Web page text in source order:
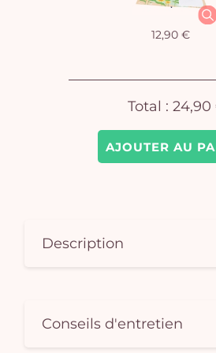
AJOUTER AU
12,90 €
Total : 24,90
Description
Conseils d'entretien